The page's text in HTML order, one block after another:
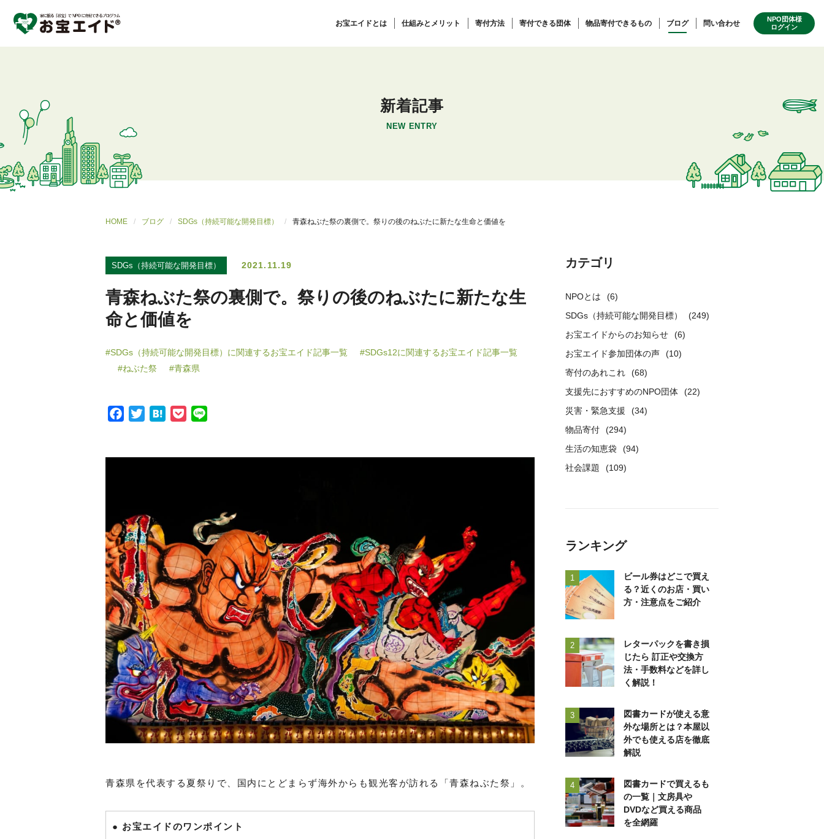
お宝エイドとは 仕組みとメリット 寄付方法 寄付できる団体 物品寄付できるもの ブログ 問い合わせ
NPO団体様
ログイン
新着記事
NEW ENTRY
HOME ブログ SDGs（持続可能な開発目標） 青森ねぶた祭の裏側で。祭りの後のねぶたに新たな生命と価値を
SDGs（持続可能な開発目標） 2021.11.19
青森ねぶた祭の裏側で。祭りの後のねぶたに新たな生
命と価値を
#SDGs（持続可能な開発目標）に関連するお宝エイド記事一覧
#SDGs12に関連するお宝エイド記事一覧
#ねぶた祭
#青森県
k
青森県を代表する夏祭りで、国内にとどまらず海外からも観光客が訪れる「青森ねぶた祭」。
● お宝エイドのワンポイント
カテゴリ
NPOとは
(6)
SDGs（持続可能な開発目標）
(249)
お宝エイドからのお知らせ
(6)
お宝エイド参加団体の声
(10)
寄付のあれこれ
(68)
支援先におすすめのNPO団体
(22)
災害・緊急支援
(34)
物品寄付
(294)
生活の知恵袋
(94)
社会課題
(109)
ランキング
1
ビール券はどこで買え
る？近くのお店・買い
方・注意点をご紹介
2
レターパックを書き損
じたら 訂正や交換方
法・手数料などを詳し
く解説！
3
図書カードが使える意
外な場所とは？本屋以
外でも使える店を徹底
解説
4
図書カードで買えるも
の一覧｜文房具や
DVDなど買える商品
を全網羅